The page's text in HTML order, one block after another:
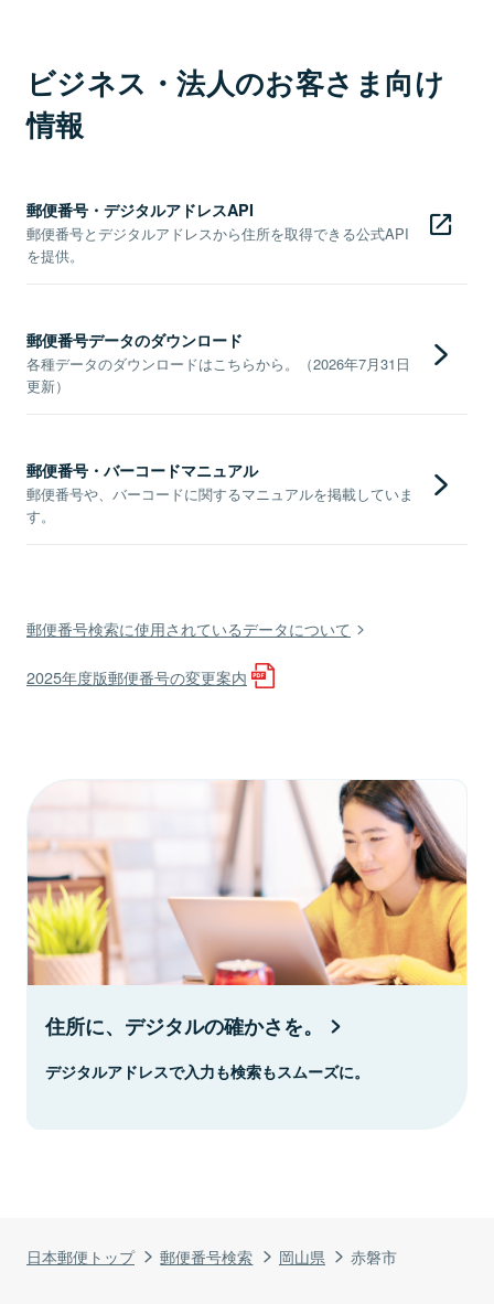
日本郵便トップ 郵便番号検索 岡山県 赤磐市
ビジネス・法人のお客さま向け
情報
郵便番号・デジタルアドレスAPI
郵便番号とデジタルアドレスから住所を取得できる公式API
を提供。
郵便番号データのダウンロード
各種データのダウンロードはこちらから。（2026年7月31日
更新）
郵便番号・バーコードマニュアル
郵便番号や、バーコードに関するマニュアルを掲載していま
す。
郵便番号検索に使用されているデータについて
2025年度版郵便番号の変更案内
住所に、デジタルの確かさを。
デジタルアドレスで入力も検索もスムーズに。